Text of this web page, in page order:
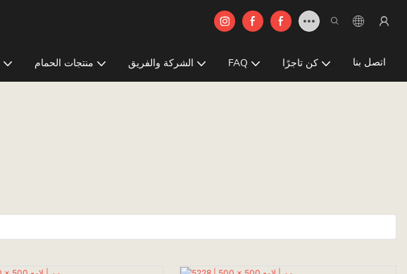
منتجات الحمام الشركة والفريق FAQ كن تاجرًا اتصل بنا